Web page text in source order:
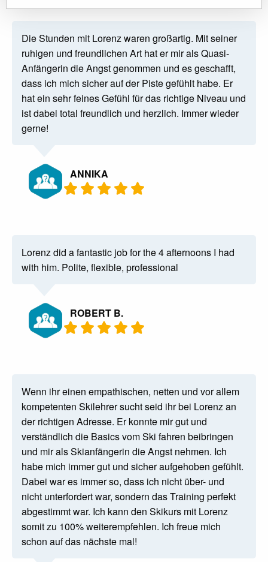
Die Stunden mit Lorenz waren großartig. Mit seiner
ruhigen und freundlichen Art hat er mir als Quasi-
Anfängerin die Angst genommen und es geschafft,
dass ich mich sicher auf der Piste gefühlt habe. Er
hat ein sehr feines Gefühl für das richtige Niveau und
ist dabei total freundlich und herzlich. Immer wieder
gerne!
ANNIKA
Lorenz did a fantastic job for the 4 afternoons I had
with him. Polite, flexible, professional
ROBERT B.
Wenn ihr einen empathischen, netten und vor allem
kompetenten Skilehrer sucht seid ihr bei Lorenz an
der richtigen Adresse. Er konnte mir gut und
verständlich die Basics vom Ski fahren beibringen
und mir als Skianfängerin die Angst nehmen. Ich
habe mich immer gut und sicher aufgehoben gefühlt.
Dabei war es immer so, dass ich nicht über- und
nicht unterfordert war, sondern das Training perfekt
abgestimmt war. Ich kann den Skikurs mit Lorenz
somit zu 100% weiterempfehlen. Ich freue mich
schon auf das nächste mal!